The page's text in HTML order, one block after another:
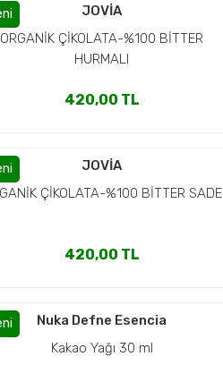
JOVİA
ORGANİK ÇİKOLATA-%100 BİTTER
HURMALI
420,00 TL
JOVİA
ÇİKOLATA-%100 BİTTER SADE
420,00 TL
Nuka Defne Esencia
Kakao Yağı 30 ml